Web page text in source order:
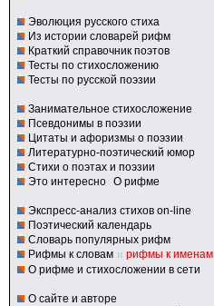
Эволюция русского стиха
Из истории словарей рифм
Краткий справочник поэтов
Тесты по стихосложению
Тесты по русской поэзии
Занимательное стихосложение
Псевдонимы в поэзии
Цитаты и афоризмы о поэзии
Литературно-поэтический юмор
Стихи о поэтах и поэзии
Это интересно О рифме
Экспресс-анализ стихов on-line
Поэтический календарь
Словарь популярных рифм
Рифмы к словам и рифмы к именам
О рифме и стихосложении в сети
О сайте и авторе